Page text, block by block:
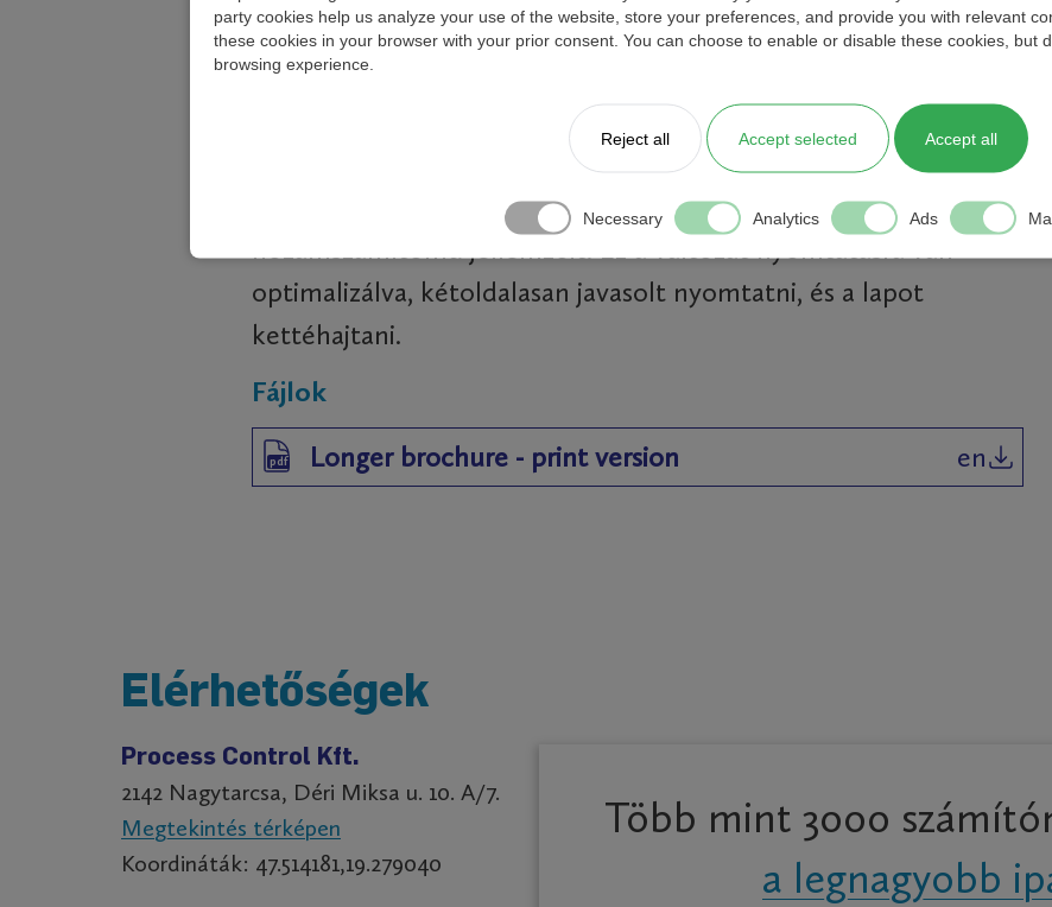
pdf Short brochure - print version en
HOSSZABB BROSÚRA - NYOMTATHATÓ VÁLTOZAT
Bővebb brosúra, amely részletesen bemutatja az UNIFLOW-200
hozamszámítómű jellemzőit. Ez a változat nyomtatásra van
optimalizálva, kétoldalasan javasolt nyomtatni, és a lapot
kettéhajtani.
Fájlok
pdf Longer brochure - print version en
Elérhetőségek
Process Control Kft.
2142 Nagytarcsa, Déri Miksa u. 10. A/7.
Megtekintés térképen
Koordináták: 47.514181,19.279040
Több mint 3000
a legnagyobb
party cookies help us analyze your use of the website, store your preferences, and provide you with relevant
these cookies in your browser with your prior consent. You can choose to enable or disable these cookies, but
browsing experience.
Reject all Accept selected Accept all
Necessary Analytics Ads